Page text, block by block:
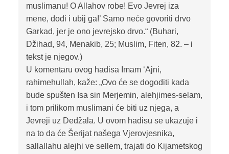
muslimanu! O Allahov robe! Evo Jevrej iza
mene, dođi i ubij ga!’ Samo neće govoriti drvo
Garkad, jer je ono jevrejsko drvo.“ (Buhari,
Džihad, 94, Menakib, 25; Muslim, Fiten, 82. – i
tekst je njegov.)
U komentaru ovog hadisa Imam ‘Ajni,
rahimehullah, kaže: „Ovo će se dogoditi kada
bude spušten Isa sin Merjemin, alehjimes-selam,
i tom prilikom muslimani će biti uz njega, a
Jevreji uz Dedžala. U ovom hadisu se ukazuje i
na to da će Šerijat našega Vjerovjesnika,
sallallahu alejhi ve sellem, trajati do Kijametskog